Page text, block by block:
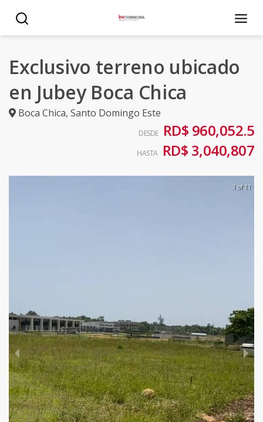
Exclusivo terreno ubicado
en Jubey Boca Chica
Boca Chica, Santo Domingo Este
DESDE RD$ 960,052.5
HASTA RD$ 3,040,807
1 of 11